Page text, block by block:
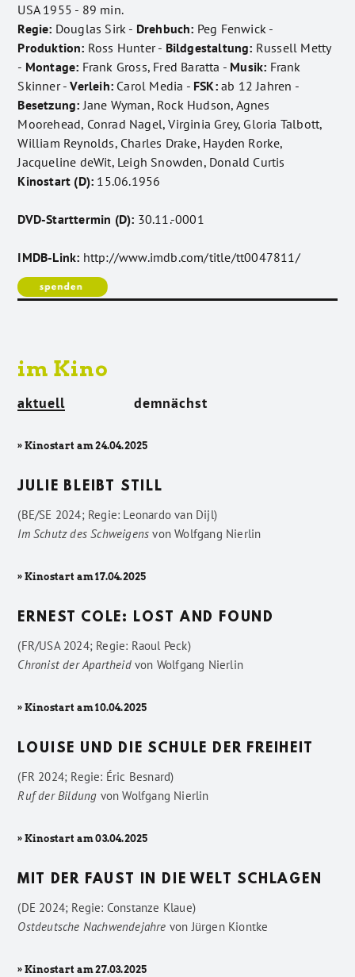
USA 1955 - 89 min.
Regie: Douglas Sirk - Drehbuch: Peg Fenwick -
Produktion: Ross Hunter - Bildgestaltung: Russell Metty
- Montage: Frank Gross, Fred Baratta - Musik: Frank
Skinner -Verleih: Carol Media - FSK:ab 12 Jahren -
Besetzung: Jane Wyman, Rock Hudson, Agnes
Moorehead, Conrad Nagel, Virginia Grey, Gloria Talbott,
William Reynolds, Charles Drake, Hayden Rorke,
Jacqueline deWit, Leigh Snowden, Donald Curtis
Kinostart (D): 15.06.1956
DVD-Starttermin (D): 30.11.-0001
IMDB-Link: http://www.imdb.com/title/tt0047811/
im Kino
aktuell demnächst
» Kinostart am 24.04.2025
JULIE BLEIBT STILL
(BE/SE 2024; Regie: Leonardo van Dijl)
Im Schutz des Schweigens vonWolfgang Nierlin
» Kinostart am 17.04.2025
ERNEST COLE: LOST AND FOUND
(FR/USA 2024; Regie: Raoul Peck)
Chronist der Apartheidvon Wolfgang Nierlin
» Kinostart am 10.04.2025
LOUISE UND DIE SCHULE DER FREIHEIT
(FR 2024; Regie: Éric Besnard)
Ruf der Bildung vonWolfgang Nierlin
» Kinostart am 03.04.2025
MIT DER FAUST IN DIE WELT SCHLAGEN
(DE 2024; Regie: Constanze Klaue)
Ostdeutsche Nachwendejahre vonJürgen Kiontke
» Kinostart am 27.03.2025